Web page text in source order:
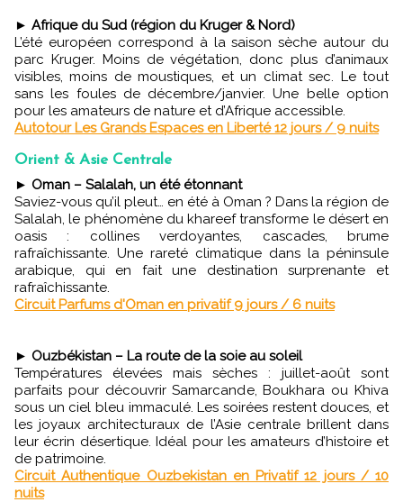
► Afrique du Sud (région du Kruger & Nord)
L’été européen correspond à la saison sèche autour du
parc Kruger. Moins de végétation, donc plus d’animaux
visibles, moins de moustiques, et un climat sec. Le tout
sans les foules de décembre/janvier. Une belle option
pour les amateurs de nature et d’Afrique accessible.
Autotour Les Grands Espaces en Liberté 12 jours / 9 nuits
Orient & Asie Centrale
Oman – Salalah, un été étonnant
Saviez-vous qu’il pleut… en été à Oman ? Dans la région de
Salalah, le phénomène du khareef transforme le désert en
oasis : collines verdoyantes, cascades, brume
rafraîchissante. Une rareté climatique dans la péninsule
arabique, qui en fait une destination surprenante et
rafraîchissante.
Circuit Parfums d'Oman en privatif 9 jours / 6 nuits
► Ouzbékistan – La route de la soie au soleil
Températures élevées mais sèches : juillet-août sont
parfaits pour découvrir Samarcande, Boukhara ou Khiva
sous un ciel bleu immaculé. Les soirées restent douces, et
les joyaux architecturaux de l’Asie centrale brillent dans
leur écrin désertique. Idéal pour les amateurs d’histoire et
de patrimoine.
Circuit Authentique Ouzbekistan en Privatif 12 jours / 10
nuits